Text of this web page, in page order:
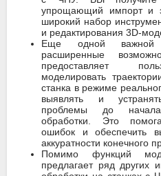
упрощающий импорт и
широкий набор
и редактирования 3D-
Еще одной важной
расширенные
предоставляет
моделировать
станка в режиме
выявлять и
проблемы до начала
обработки. Это
ошибок и обеспечить
аккуратности конечного
Помимо функций
предлагает ряд других